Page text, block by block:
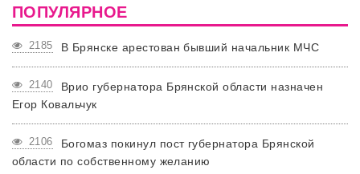
ПОПУЛЯРНОЕ
2185 В Брянске арестован бывший начальник МЧС
2140
Врио губернатора Брянской области назначен
Егор Ковальчук
2106
Богомаз покинул пост губернатора Брянской
области по собственному желанию